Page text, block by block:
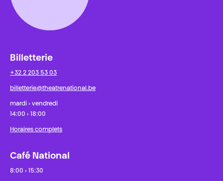
Billetterie
+32 2 203 53 03
billetterie@theatrenational.be
mardi › vendredi
14:00 › 18:00
Horaires complets
Café National
8:00 › 15:30